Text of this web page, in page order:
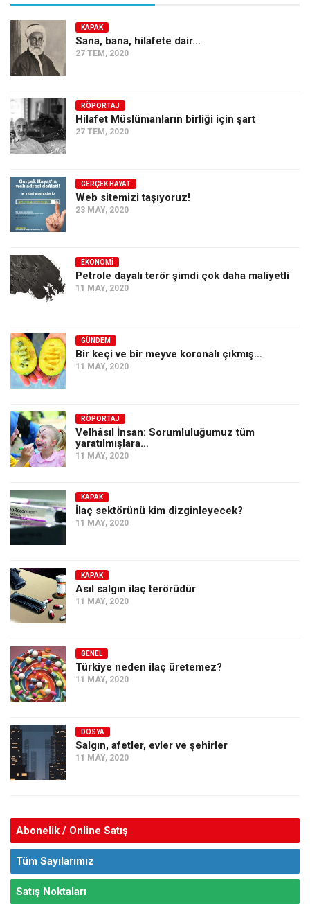
KAPAK
Sana, bana, hilafete dair…
27 TEM, 2020
RÖPORTAJ
Hilafet Müslümanların birliği için şart
27 TEM, 2020
GERÇEK HAYAT
Web sitemizi taşıyoruz!
23 MAY, 2020
EKONOMI
Petrole dayalı terör şimdi çok daha maliyetli
11 MAY, 2020
GÜNDEM
Bir keçi ve bir meyve koronalı çıkmış…
11 MAY, 2020
RÖPORTAJ
Velhâsıl İnsan: Sorumluluğumuz tüm
yaratılmışlara…
11 MAY, 2020
KAPAK
İlaç sektörünü kim dizginleyecek?
11 MAY, 2020
KAPAK
Asıl salgın ilaç terörüdür
11 MAY, 2020
GENEL
Türkiye neden ilaç üretemez?
11 MAY, 2020
DOSYA
Salgın, afetler, evler ve şehirler
11 MAY, 2020
Abonelik / Online Satış
Tüm Sayılarımız
Satış Noktaları